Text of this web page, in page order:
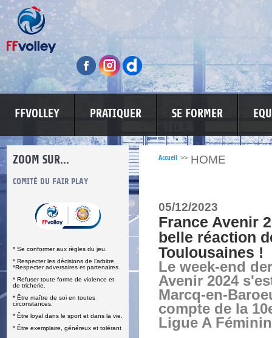
FFVOLLEY PRATIQUER SE FORMER
ZOOM SUR...
COMITÉ DU FAIR PLAY
* Se conformer aux règles du jeu.
* Respecter les décisions de l’arbitre.
*Respecter adversaires et partenaires.
* Refuser toute forme de violence et
de tricherie.
* Être maître de soi en toutes
circonstances.
* Être loyal dans le sport et dans la vie.
* Être exemplaire, généreux et tolérant
LUTTE CONTRE LES VIOLENCES
Accueil >> HOME
05/12/2023
France Avenir
belle réaction
Toulousaines !
Le week-end
Avenir 2024
Marcq-en-
compte de la
Ligue A